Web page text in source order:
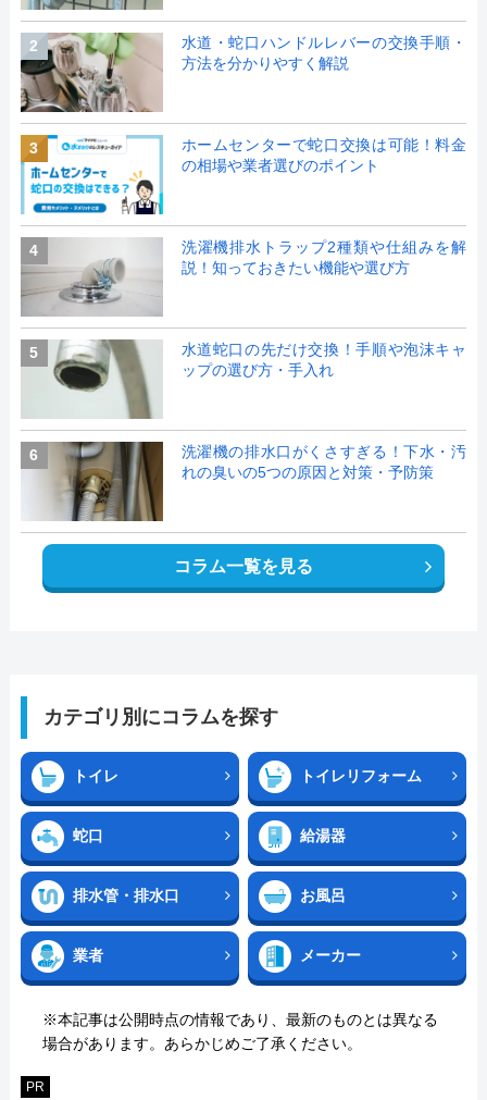
2
水道・蛇口ハンドルレバーの交換手順・
方法を分かりやすく解説
3
ホームセンターで蛇口交換は可能！料金
の相場や業者選びのポイント
4
洗濯機排水トラップ2種類や仕組みを解
説！知っておきたい機能や選び方
5
水道蛇口の先だけ交換！手順や泡沫キャ
ップの選び方・手入れ
6
洗濯機の排水口がくさすぎる！下水・汚
れの臭いの5つの原因と対策・予防策
コラム一覧を見る
カテゴリ別にコラムを探す
トイレ トイレリフォーム
蛇口 給湯器
排水管・排水口 お風呂
業者 メーカー
※本記事は公開時点の情報であり、最新のものとは異なる
場合があります。あらかじめご了承ください。
PR